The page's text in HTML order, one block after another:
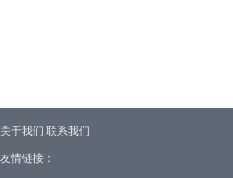
关于我们 联系我们
友情链接：